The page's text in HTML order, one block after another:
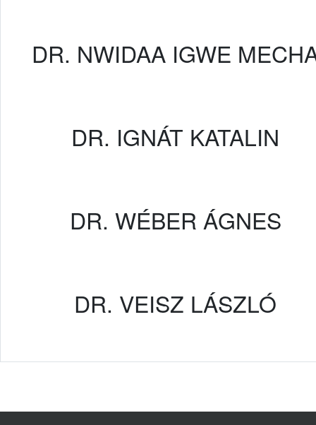
DR. NWIDAA IGWE
DR. IGNÁT KATALIN
DR. WÉBER ÁGNES
DR. VEISZ LÁSZLÓ